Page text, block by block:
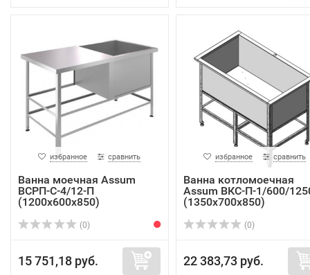
избранное сравнить
Ванна моечная Assum
ВСРП-С-4/12-П
(1200х600х850)
(0)
15 751,18 руб.
избранное сравнить
Ванна котломоечная
Assum ВКС-П-1/600/
(1350х700х850)
(0)
22 383,73 руб.